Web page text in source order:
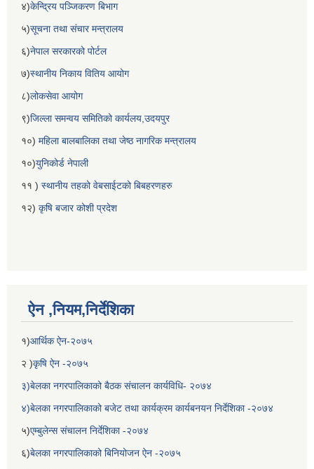
४)केन्द्रिय पञ्जिकरण बिभाग
५)सूचना तथा संचार मन्त्रालय
६)नेपाल सरकारको पोर्टल
७)स्थानीय निकाय वितिय आयोग
८)लोकसेवा आयोग
९)जिल्ला समन्वय समितिको कार्यलय,उदयपुर
१०) महिला बालबालिका तथा जेष्ठ नागरिक मन्त्रालय
१०)युनिकोर्ड नेपाली
११ ) स्थानीय तहको वेबसाईटको बिबहरणहरु
१२) कृषि बजार कोशी प्रदेश
ऐन ,नियम,निर्देशिका
१)आर्थिक ऐन-२०७५
२ )कृषि ऐन -२०७५
३)बेलका नगरपालिकाको बैठक संचालन कार्यविधि- २०७४
४)बेलका नगरपालिकाको बजेट तथा कार्यक्रम कार्यबनयन निर्देशिका -२०७४
५)एम्बुलेन्स संचालन निर्देशिका -२०७४
६)बेलका नगरपालिकाको बिनियोजन ऐन -२०७५